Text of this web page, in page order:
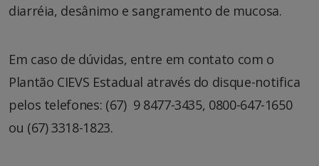
diarréia, desânimo e sangramento de mucosa.
Em caso de dúvidas, entre em contato com o
Plantão CIEVS Estadual através do disque-notifica
pelos telefones: (67) 9 8477-3435, 0800-647-1650
ou (67) 3318-1823.